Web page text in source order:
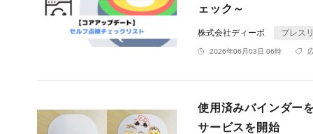
ェック～
株式会社ディーボ プレス
2026年06月03日 06時
使用済みバインダー
サービスを開始